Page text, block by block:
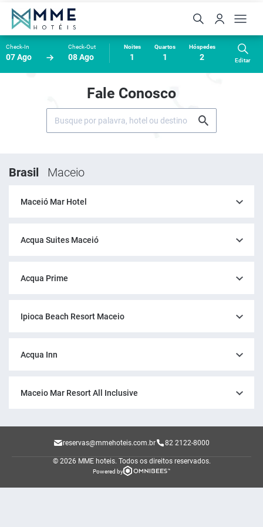
Check-In
07 Ago
Check-Out
08 Ago
Noites
1
Quartos
1
Hóspedes
2 Editar
Fale Conosco
Brasil Maceio
Maceió Mar Hotel
Acqua Suites Maceió
Acqua Prime
Ipioca Beach Resort Maceio
Acqua Inn
Maceio Mar Resort All Inclusive
reservas@mmehoteis.com.br 82 2122-8000
© 2026 MME hoteis. Todos os direitos reservados.
Powered by